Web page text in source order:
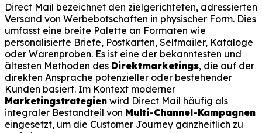
Direct Mail bezeichnet den zielgerichteten, adressierten
Versand von Werbebotschaften in physischer Form. Dies
umfasst eine breite Palette an Formaten wie
personalisierte Briefe, Postkarten, Selfmailer, Kataloge
oder Warenproben. Es ist eine der bekanntesten und
ältesten Methoden des Direktmarketings, die auf der
direkten Ansprache potenzieller oder bestehender
Kunden basiert. Im Kontext moderner
Marketingstrategien wird Direct Mail häufig als
integraler Bestandteil von Multi-Channel-Kampagnen
eingesetzt, um die Customer Journey ganzheitlich zu